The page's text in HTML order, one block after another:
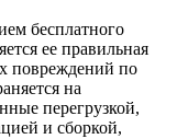
бесплатного
ее правильная
повреждений по
на
перегрузкой,
и сборкой,